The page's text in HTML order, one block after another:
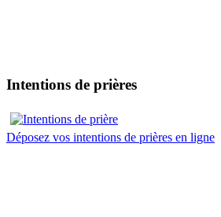
Intentions de prières
Déposez vos intentions de prières en ligne